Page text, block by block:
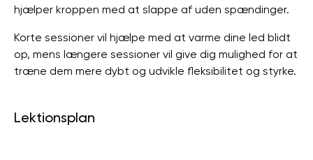
hjælper kroppen med at slappe af uden spændinger.
Korte sessioner vil hjælpe med at varme dine led blidt
op, mens længere sessioner vil give dig mulighed for at
træne dem mere dybt og udvikle fleksibilitet og styrke.
Lektionsplan